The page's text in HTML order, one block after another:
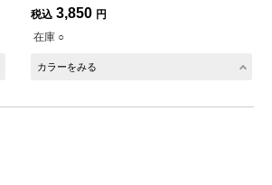
税込 3,850 円
在庫 ○
カラーをみる